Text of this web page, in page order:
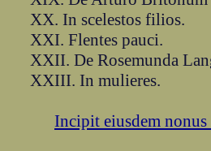
XX. In scelestos filios.
XXI. Flentes pauci.
XXII. De Rosemunda
XXIII. In mulieres.
Incipit eiusdem